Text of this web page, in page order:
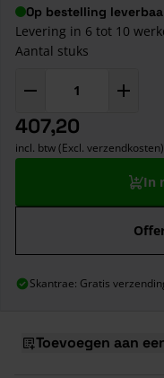
Op bestelling
Levering in 6 tot 10
Aantal stuks
407,20
incl. btw (Excl. verzendkosten)
In
Skantrae: Gratis
Toevoegen aan